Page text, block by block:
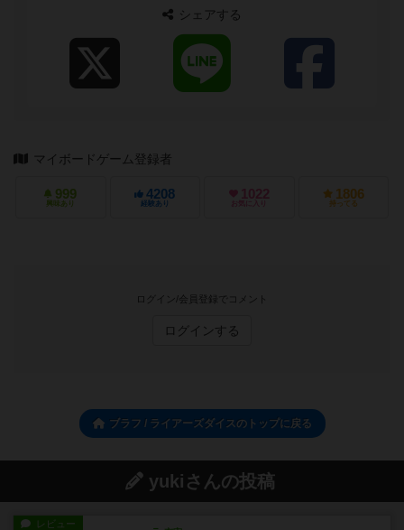
シェアする
マイボードゲーム登録者
999
興味あり
4208
経験あり
1022
お気に入り
1806
持ってる
ログイン/会員登録でコメント
ログインする
ブラフ / ライアーズダイスのトップに戻る
yukiさんの投稿
レビュー